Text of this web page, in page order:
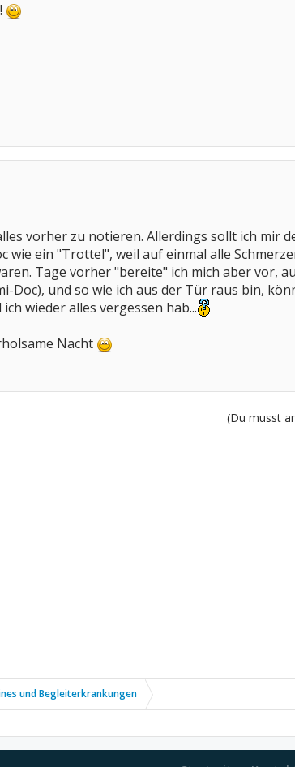
vorher zu notieren. Allerdings sollt ich mir
wie ein "Trottel", weil auf einmal alle
Tage vorher "bereite" ich mich aber vor,
Doc), und so wie ich aus der Tür raus bin,
ich wieder alles vergessen hab...
Nacht
(Du musst
und Begleiterkrankungen